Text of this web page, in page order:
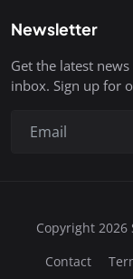
Newsletter
Get the latest
inbox. Sign up for
Copyright
Contact